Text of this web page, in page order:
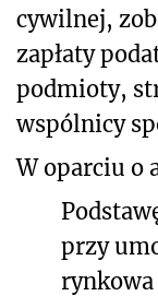
cywilnej,
zapłaty
podmioty,
wspólnicy
W oparciu o
przy